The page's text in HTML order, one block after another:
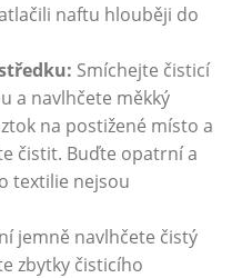
naftu hlouběji do
Smíchejte čisticí
a navlhčete měkký
na postižené místo a
čistit. Buďte opatrní a
textilie nejsou
jemně navlhčete čistý
zbytky čisticího